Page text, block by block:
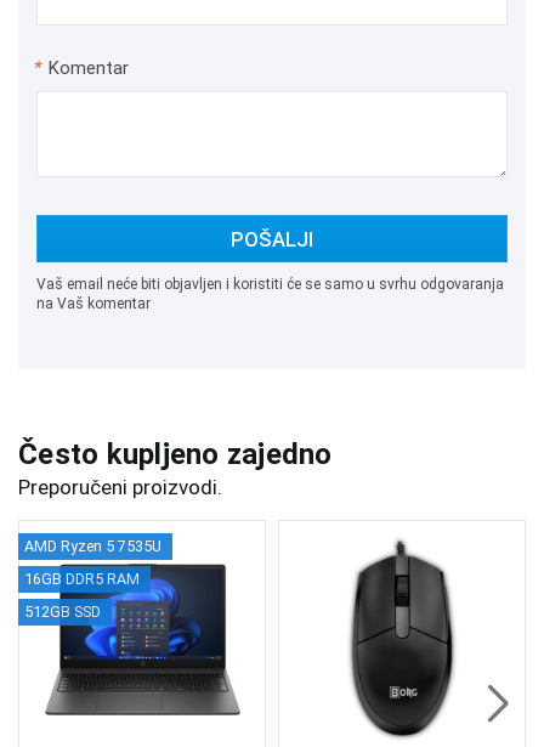
* Komentar
POŠALJI
Vaš email neće biti objavljen i koristiti će se samo u svrhu odgovaranja
na Vaš komentar
Često kupljeno zajedno
Preporučeni proizvodi.
AMD Ryzen 5 7535U
16GB DDR5 RAM
512GB SSD